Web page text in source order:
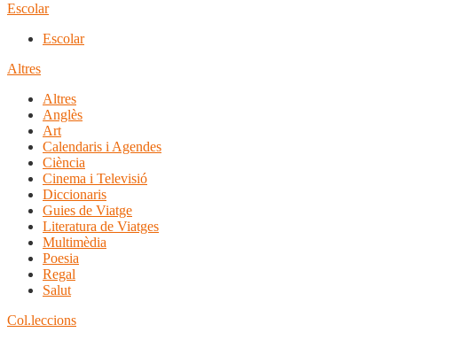
Escolar
Escolar
Altres
Altres
Anglès
Art
Calendaris i Agendes
Ciència
Cinema i Televisió
Diccionaris
Guies de Viatge
Literatura de Viatges
Multimèdia
Poesia
Regal
Salut
Col.leccions